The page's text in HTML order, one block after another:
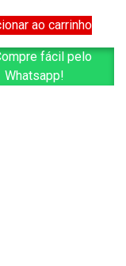
ao carrinho
fácil pelo
Whatsapp!